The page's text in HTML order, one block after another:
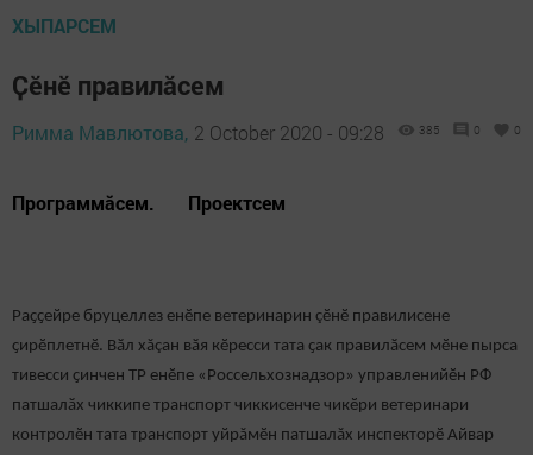
ХЫПАРСЕМ
Ҫӗнӗ правилӑсем
Римма Мавлютова, 2 October 2020 - 09:28 385 0 0
Программăсем. Проектсем
Раҫҫейре бруцеллез енӗпе ветеринарин çӗнӗ правилисене
ҫирӗплетнӗ. Вӑл хăçан вӑя кӗресси тата ҫак правилӑсем мӗне пырса
тивесси ҫинчен ТР енӗпе «Россельхознадзор» управленийӗн РФ
патшалӑх чиккипе транспорт чиккисенче чикӗри ветеринари
контролӗн тата транспорт уйрăмӗн патшалăх инспекторӗ Айвар